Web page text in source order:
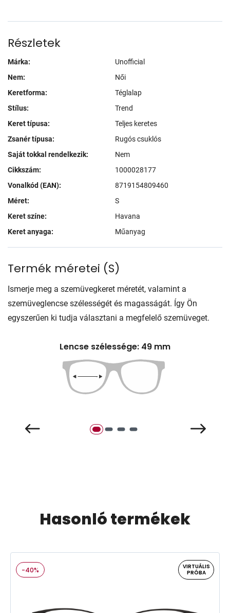
Részletek
Márka:
Unofficial
Nem:
Női
Keretforma:
Téglalap
Stílus:
Trend
Keret típusa:
Teljes keretes
Zsanér típusa:
Rugós csuklós
Saját tokkal rendelkezik:
Nem
Cikkszám:
1000028177
Vonalkód (EAN):
8719154809460
Méret:
S
Keret színe:
Havana
Keret anyaga:
Műanyag
Termék méretei (S)
Ismerje meg a szemüvegkeret méretét, valamint a
szemüveglencse szélességét és magasságát. Így Ön
egyszerűen ki tudja választani a megfelelő szemüveget.
Lencse szélessége: 49 mm
Hasonló termékek
-40%
VIRTUÁLIS
PRÓBA